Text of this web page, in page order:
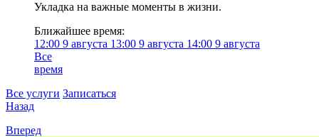
Укладка на важные моменты в жизни.
Ближайшее время:
12:00 9 августа 13:00 9 августа 14:00 9 августа
Все
время
Все услуги Записаться
Назад
Вперед